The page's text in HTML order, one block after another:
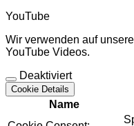
YouTube
Wir verwenden auf
YouTube Videos.
Deaktiviert
Cookie Details
Name